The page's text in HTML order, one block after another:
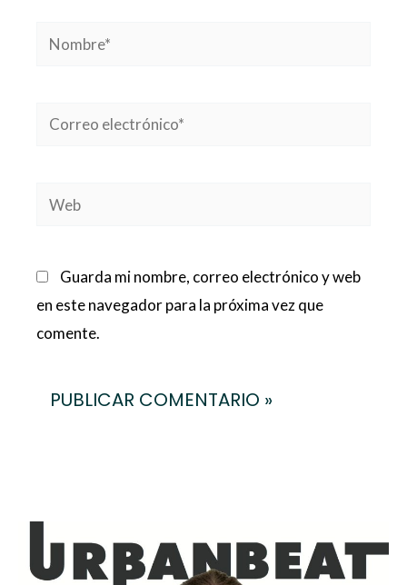
Nombre*
Correo
Web
Guarda mi nombre, correo electrónico y web
en este navegador para la próxima vez que
comente.